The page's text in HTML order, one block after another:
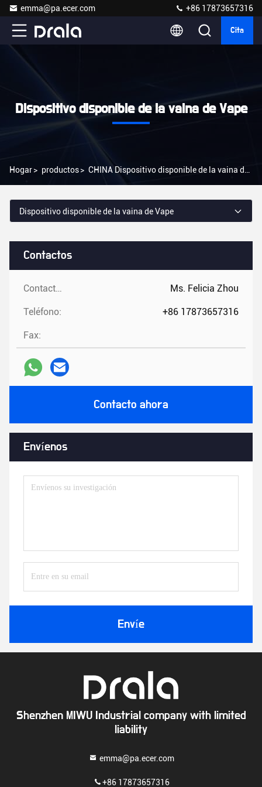
emma@pa.ecer.com +86 17873657316
Cita
Dispositivo disponible de la vaina de Vape
Hogar> productos> CHINA Dispositivo disponible de la vaina de Vape
Contactos
Contactos: Ms. Felicia Zhou
Teléfono: +86 17873657316
Fax:
Contacto ahora
Envíenos
Envíe
Dispositivo disponible de la vaina de Vape
Shenzhen MIWU Industrial company with limited
liability
emma@pa.ecer.com
+86 17873657316